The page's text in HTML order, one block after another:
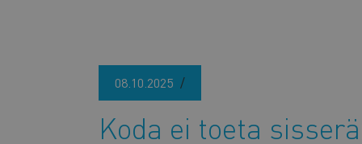
08.10.2025
Koda ei toeta